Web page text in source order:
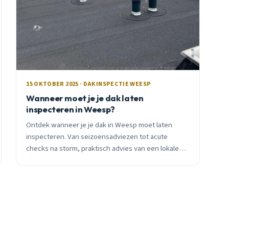
15 OKTOBER 2025 · DAKINSPECTIE WEESP
Wanneer moet je je dak laten
inspecteren in Weesp?
Ontdek wanneer je je dak in Weesp moet laten
inspecteren. Van seizoensadviezen tot acute
checks na storm, praktisch advies van een lokale